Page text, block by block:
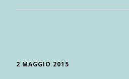
2 MAGGIO 2015